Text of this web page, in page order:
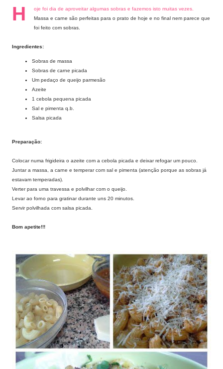
H
oje foi dia de aproveitar algumas sobras e fazemos isto muitas vezes.
Massa e carne são perfeitas para o prato de hoje e no final nem parece que
foi feito com sobras.
Ingredientes:
Sobras de massa
Sobras de carne picada
Um pedaço de queijo parmesão
Azeite
1 cebola pequena picada
Sal e pimenta q.b.
Salsa picada
Preparação:
Colocar numa frigideira o azeite com a cebola picada e deixar refogar um pouco.
Juntar a massa, a carne e temperar com sal e pimenta (atenção porque as sobras já
estavam temperadas).
Verter para uma travessa e polvilhar com o queijo.
Levar ao forno para gratinar durante uns 20 minutos.
Servir polvilhada com salsa picada.
Bom apetite!!!